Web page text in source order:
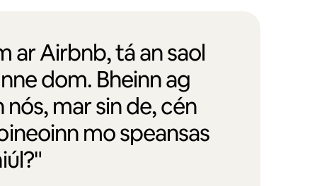
ar Airbnb, tá an saol
dom. Bheinn ag
mar sin de, cén
mo speansas